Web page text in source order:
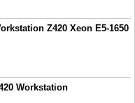
Z420 Xeon E5-1650
Workstation